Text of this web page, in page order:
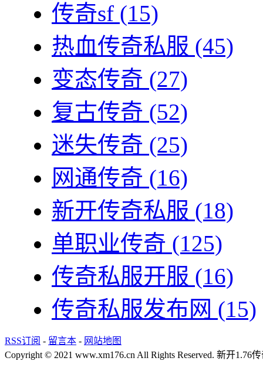
传奇sf (15)
热血传奇私服 (45)
变态传奇 (27)
复古传奇 (52)
迷失传奇 (25)
网通传奇 (16)
新开传奇私服 (18)
单职业传奇 (125)
传奇私服开服 (16)
传奇私服发布网 (15)
RSS订阅 - 留言本 - 网站地图
Copyright © 2021 www.xm176.cn All Rights Reserved. 新开1.76